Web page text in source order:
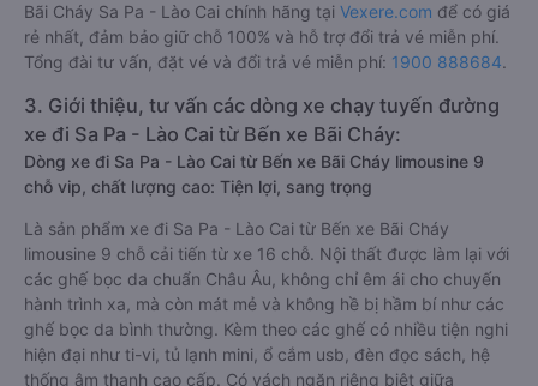
Bãi Cháy Sa Pa - Lào Cai chính hãng tại Vexere.com để có giá
rẻ nhất, đảm bảo giữ chỗ 100% và hỗ trợ đổi trả vé miễn phí.
Tổng đài tư vấn, đặt vé và đổi trả vé miễn phí: 1900 888684.
3. Giới thiệu, tư vấn các dòng xe chạy tuyến đường
xe đi Sa Pa - Lào Cai từ Bến xe Bãi Cháy:
Dòng xe đi Sa Pa - Lào Cai từ Bến xe Bãi Cháy limousine 9
chỗ vip, chất lượng cao: Tiện lợi, sang trọng
Là sản phẩm xe đi Sa Pa - Lào Cai từ Bến xe Bãi Cháy
limousine 9 chỗ cải tiến từ xe 16 chỗ. Nội thất được làm lại với
các ghế bọc da chuẩn Châu Âu, không chỉ êm ái cho chuyến
hành trình xa, mà còn mát mẻ và không hề bị hầm bí như các
ghế bọc da bình thường. Kèm theo các ghế có nhiều tiện nghi
hiện đại như ti-vi, tủ lạnh mini, ổ cắm usb, đèn đọc sách, hệ
thống âm thanh cao cấp. Có vách ngăn riêng biệt giữa